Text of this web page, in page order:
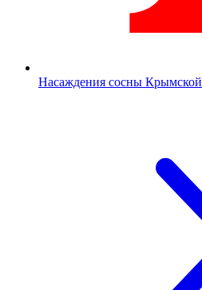
Насаждения сосны Крымской